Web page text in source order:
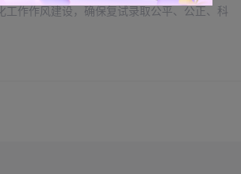
作作风建设，确保复试录取公平、公正、科
。